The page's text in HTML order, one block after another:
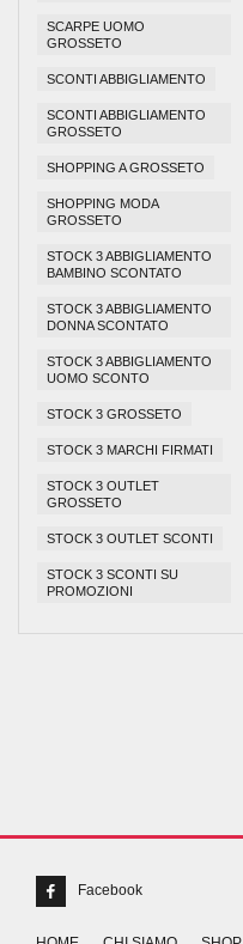
SCARPE UOMO
GROSSETO
SCONTI ABBIGLIAMENTO
SCONTI ABBIGLIAMENTO
GROSSETO
SHOPPING A GROSSETO
SHOPPING MODA
GROSSETO
STOCK 3 ABBIGLIAMENTO
BAMBINO SCONTATO
STOCK 3 ABBIGLIAMENTO
DONNA SCONTATO
STOCK 3 ABBIGLIAMENTO
UOMO SCONTO
STOCK 3 GROSSETO
STOCK 3 MARCHI FIRMATI
STOCK 3 OUTLET
GROSSETO
STOCK 3 OUTLET SCONTI
STOCK 3 SCONTI SU
PROMOZIONI
Facebook